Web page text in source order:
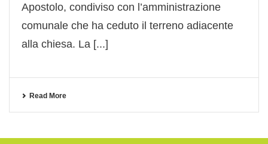
Apostolo, condiviso con l’amministrazione
comunale che ha ceduto il terreno adiacente
alla chiesa. La [...]
Read More